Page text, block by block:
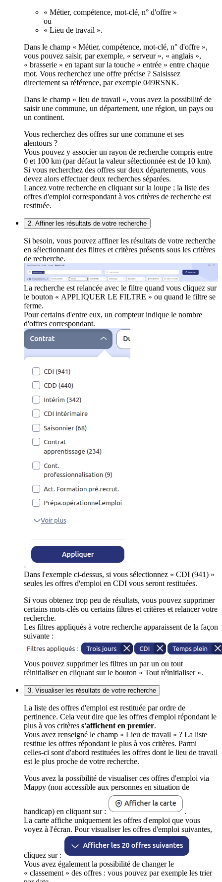
« Métier, compétence, mot-clé, n° d'offre »
ou
« Lieu de travail ».
Dans le champ « Métier, compétence, mot-clé, n° d'offre »,
vous pouvez saisir, par exemple, « serveur », « anglais »,
« brasserie » en tapant sur la touche « entrée » entre chaque
mot. Vous recherchez une offre précise ? Saisissez
directement sa référence, par exemple 049RSNK.
Dans le champ « lieu de travail », vous avez la possibilité de
saisir une commune, un département, une région, un pays ou
un continent.
Vous recherchez des offres sur une commune et ses
alentours ?
Vous pouvez y associer un rayon de recherche compris entre
0 et 100 km (par défaut la valeur sélectionnée est de 10 km).
Si vous recherchez des offres sur deux départements, vous
devez alors effectuer deux recherches séparées.
Lancez votre recherche en cliquant sur la loupe ; la liste des
offres d'emploi correspondant à vos critères de recherche est
restituée.
2. Affiner les résultats de votre recherche
Si besoin, vous pouvez affiner les résultats de votre recherche
en sélectionnant des filtres et critères présents sous les critères
de recherche.
La recherche est relancée avec le filtre quand vous cliquez sur
le bouton « APPLIQUER LE FILTRE » ou quand le filtre se
ferme.
Pour certains d'entre eux, un compteur indique le nombre
d'offres correspondant.
Dans l'exemple ci-dessus, si vous sélectionnez « CDI (941) »
seules les offres d'emploi en CDI vous seront restituées.
Si vous obtenez trop peu de résultats, vous pouvez supprimer
certains mots-clés ou certains filtres et critères et relancer votre
recherche.
Les filtres appliqués à votre recherche apparaissent de la façon
suivante :
Vous pouvez supprimer les filtres un par un ou tout
réinitialiser en cliquant sur le bouton « Tout réinitialiser ».
3. Visualiser les résultats de votre recherche
La liste des offres d'emploi est restituée par ordre de
pertinence. Cela veut dire que les offres d'emploi répondant le
plus à vos critères s'affichent en premier.
Vous avez renseigné le champ « Lieu de travail » ? La liste
restitue les offres répondant le plus à vos critères. Parmi
celles-ci sont d'abord restituées les offres dont le lieu de travail
est le plus proche de votre recherche.
Vous avez la possibilité de visualiser ces offres d'emploi via
Mappy (non accessible aux personnes en situation de
handicap) en cliquant sur :
.
La carte affiche uniquement les offres d'emploi que vous
voyez à l'écran. Pour visualiser les offres d'emploi suivantes,
cliquez sur :
Vous avez également la possibilité de changer le
« classement » des offres : vous pouvez par exemple les trier